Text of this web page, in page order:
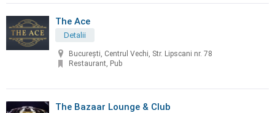
The Ace
Detalii
București, Centrul Vechi, Str. Lipscani nr. 78
Restaurant, Pub
The Bazaar Lounge & Club